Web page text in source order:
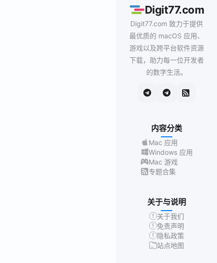
Digit77.com
Digit77.com 致力于提供
最优质的 macOS 应用、
游戏以及跨平台软件资源
下载，助力每一位开发者
的数字生活。
内容分类
Mac 应用
Windows 应用
Mac 游戏
专题合集
关于与说明
关于我们
免责声明
隐私政策
站点地图